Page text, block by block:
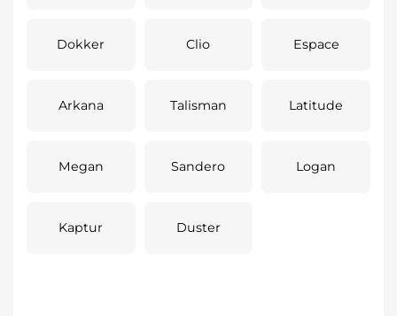
Dokker Clio Espace
Arkana Talisman Latitude
Megan Sandero Logan
Kaptur Duster